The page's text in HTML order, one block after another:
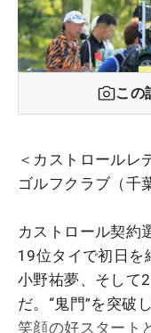
この
＜カストロール
ゴルフクラブ（
カストロール契約
19位タイで初日を
小野祐夢、そして
だ。“鬼門”を突破
笑顔の好スタート